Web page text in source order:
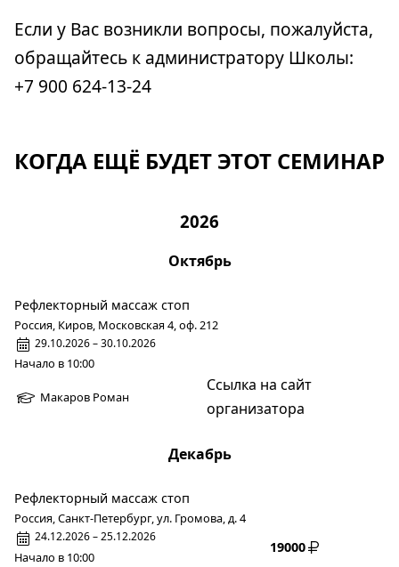
Если у Вас возникли вопросы, пожалуйста,
обращайтесь к администратору Школы:
+7 900 624-13-24
КОГДА ЕЩЁ БУДЕТ ЭТОТ СЕМИНАР
2026
Октябрь
Рефлекторный массаж стоп
Россия, Киров, Московская 4, оф. 212
29.10.2026 – 30.10.2026
Начало в 10:00
Макаров Роман
Ссылка на сайт
организатора
Декабрь
Рефлекторный массаж стоп
Россия, Санкт-Петербург, ул. Громова, д. 4
24.12.2026 – 25.12.2026
Начало в 10:00
19000